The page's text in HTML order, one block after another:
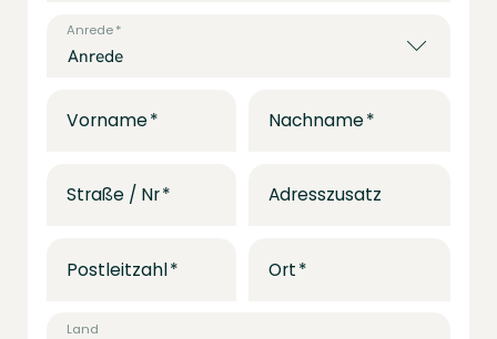
Anrede
Vorname Nachname
Straße / Nr Adresszusatz
Postleitzahl Ort
Land